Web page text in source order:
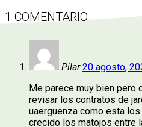
1 COMENTARIO
Pilar 20 agosto,
Me parece muy bien pero
revisar los contratos de
uaerguenza como esta
crecido los matojos entre